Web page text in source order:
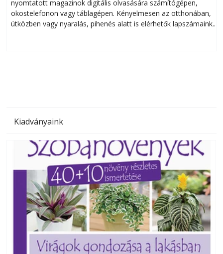
nyomtatott magazinok digitális olvasására számítógépen,
okostelefonon vagy táblagépen. Kényelmesen az otthonában,
útközben vagy nyaralás, pihenés alatt is elérhetők lapszámaink.
Kiadványaink